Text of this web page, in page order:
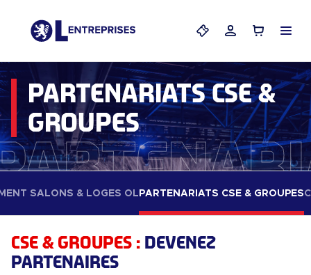
Mes billetsMon compte
PanierMenu
PARTENARIATS CSE &
GROUPES
SALONS & LOGES OL PARTENARIATS CSE & GROUPES
CSE & GROUPES : DEVENEZ
PARTENAIRES